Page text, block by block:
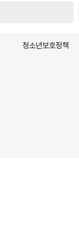
청소년보호정책